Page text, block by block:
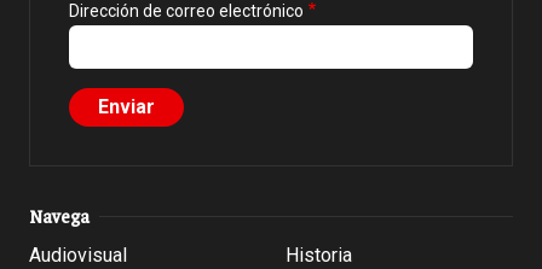
Dirección de correo electrónico
Navega
Audiovisual
Historia